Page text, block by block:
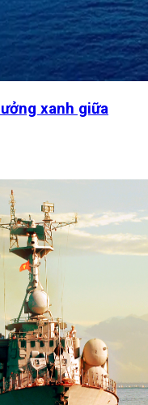
xanh giữa